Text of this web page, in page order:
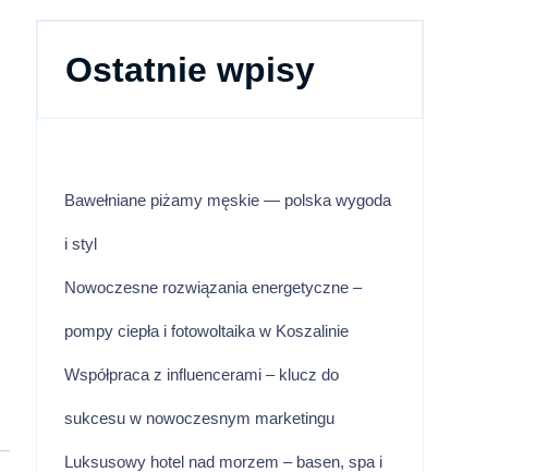
Ostatnie wpisy
Bawełniane piżamy męskie — polska wygoda
i styl
Nowoczesne rozwiązania energetyczne –
pompy ciepła i fotowoltaika w Koszalinie
Współpraca z influencerami – klucz do
sukcesu w nowoczesnym marketingu
Luksusowy hotel nad morzem – basen, spa i